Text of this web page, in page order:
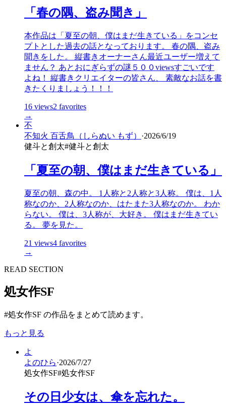
「春の隅、盗み聞き」
本作品は「夏至の朝、僕はまだ生きている」をコンセ
プトとした過去の話となっております。 春の隅、盗み
聞きをした。 縦書きオーナーさん最近ユーザー増えて
ません？ あとおにぎらずの謎５００viewsすごいです
よね！ 縦書きクリエイターの皆さん、 素敵なお話を書
きたくりましょう！！！
16 views2 favorites
→
不
不知火 百舌鳥（しらぬい もず） ·2026/6/19
健斗と創太#健斗と創太
「夏至の朝、僕はまだ生きている」
夏至の朝、森の中。 1人称と2人称と3人称。 僕は、1人
称なのか、2人称なのか、はたまた3人称なのか。 わか
らない。 僕は、3人称が、大好き。 僕はまだ生きてい
る。 夢を見た。
21 views4 favorites
→
READ SECTION
処女作SF
#処女作SF の作品をまとめて読めます。
もっと見る
よ
よのひら·2026/7/27
処女作SF#処女作SF
その日少女は、傘を忘れた。